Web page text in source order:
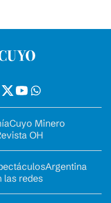
Cuyo Minero
OH
Argentina
las redes